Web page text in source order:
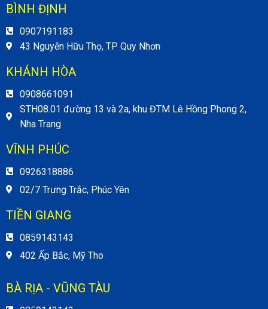
BÌNH ĐỊNH
0907191183
43 Nguyễn Hữu Thọ, TP Quy Nhơn
KHÁNH HÒA
0908661091
STH08.01 đường 13 và 2a, khu ĐTM Lê Hồng Phong 2,
Nha Trang
VĨNH PHÚC
0926318886
02/7 Trưng Trắc, Phúc Yên
TIỀN GIANG
0859143143
402 Ấp Bắc, Mỹ Tho
BÀ RỊA - VŨNG TÀU